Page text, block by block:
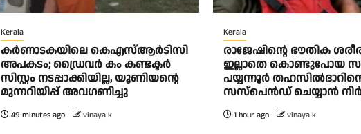
Kerala
കര്‍ണാടകയിലെ കെഎസ്ആര്‍ടിസി
അപകടം; ഡ്രൈവര്‍ കം കണ്ടക്ടര്‍
സിസ്റ്റം നടപ്പാക്കിയില്ല, യൂണിയന്റെ
മുന്നറിയിപ്പ് അവഗണിച്ചു
49 minutes ago vinaya k
Kerala
രാജേഷിന്റെ ഭൗതിക
ഇല്ലാതെ കൊണ്ടുപോയ
പയ്യന്നൂർ
സസ്പെൻഡ് ചെയ്യാൻ
1 hour ago vinaya k